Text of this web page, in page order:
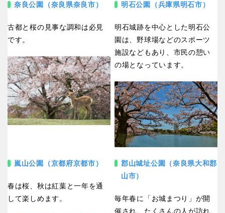
奈良公園（奈良県奈良市）
古都と桜の見事な調和は必見
です。
明石公園（兵庫県明石市）
明石城跡を中心とした明石公
園は、野球場などのスポーツ
施設などもあり、市民の憩い
の場となっています。
嵐山公園（京都府京都市）
春は桜、秋は紅葉と一年を通
して楽しめます。
郡山城址公園（奈良県大和郡
山市）
毎年春に「お城まつり」が開
催され、たくさんの人が訪れ